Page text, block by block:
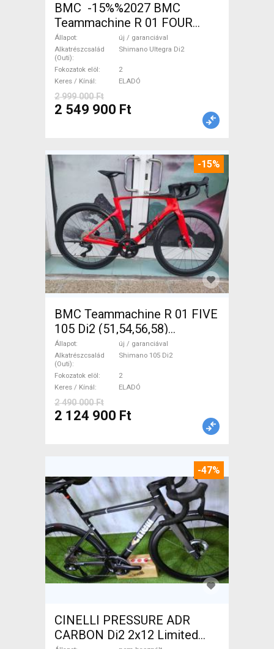
BMC -15%%2027 BMC
Teammachine R 01 FOUR
(56,58) Országúti Shimano
Ultegra Di2 tárcsafék új /
garanciával ELADÓ
Állapot
új / garanciával
Alkatrészcsalád
(Outi)
Shimano Ultegra Di2
Fokozatok elöl
2
Keres / Kínál
ELADÓ
2 999 000 Ft
2 549 900 Ft
-15%
BMC Teammachine R 01 FIVE
105 Di2 (51,54,56,58)
Országúti Shimano 105 Di2
tárcsafék új / garanciával
ELADÓ
Állapot
új / garanciával
Alkatrészcsalád
(Outi)
Shimano 105 Di2
Fokozatok elöl
2
Keres / Kínál
ELADÓ
2 490 000 Ft
2 124 900 Ft
-47%
CINELLI PRESSURE ADR
CARBON Di2 2x12 Limited